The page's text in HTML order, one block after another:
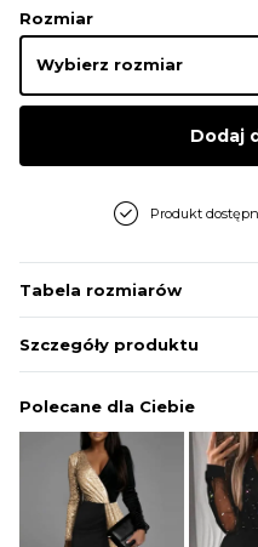
Rozmiar
Dodaj
Produkt
Tabela rozmiarów
Szczegóły produktu
Polecane dla Ciebie